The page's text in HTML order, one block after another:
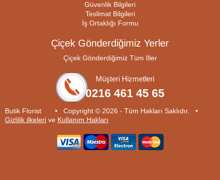
Güvenlik Bilgileri
Teslimat Bilgileri
İş Ortaklığı Formu
Çiçek Gönderdiğimiz Yerler
Çiçek Gönderdiğimiz Tüm İller
Müşteri Hizmetleri
0216 461 45 65
Butik Florist • Copyright © 2026 - Tüm Hakları Saklıdır. •
Gizlilik ilkeleriveKullanım Hakları